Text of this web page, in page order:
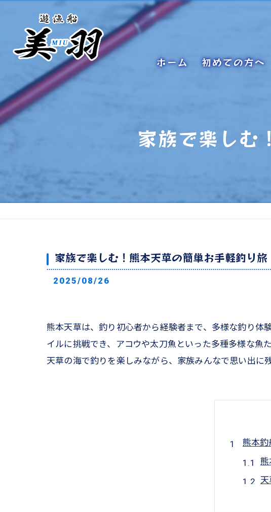
ホーム 初めての方へ
家族で楽しむ
家族で楽しむ！熊本天草の簡単お手軽釣り旅
2025/08/26
熊本天草は、釣り初心者から経験者まで、多様な釣り体
イルに挑戦でき、アコウや太刀魚といった多種多様な魚
天草の海で釣りを楽しみながら、家族みんなで思い出に
熊本釣
熊